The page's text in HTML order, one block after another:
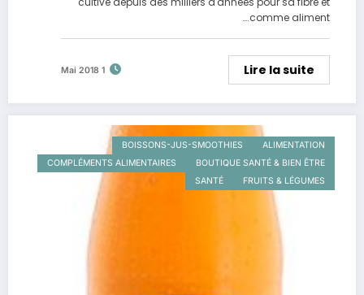
comme aliment.…
Lire la suite
1 Mai 2018
ALIMENTATION
BOISSONS-JUS-SMOOTHIES
BOUTIQUE SANTÉ & BIEN ÊTRE
COMPLÉMENTS ALIMENTAIRES
FRUITS & LÉGUMES
SANTÉ